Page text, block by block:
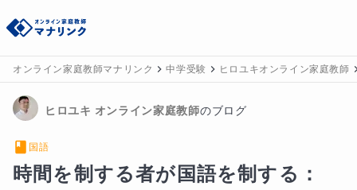
オンライン家庭教師マナリンク 中学受験 ヒロユキオンライン家庭教師
ヒロユキ オンライン家庭教師のブログ
国語
時間を制する者が国語を制する：